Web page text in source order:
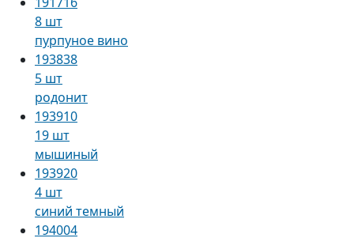
8 шт
пурпуное вино
193838
5 шт
родонит
193910
19 шт
мышиный
193920
4 шт
синий темный
194004